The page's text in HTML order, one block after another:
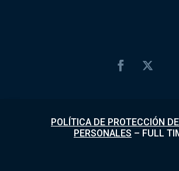
POLÍTICA DE PROTECCIÓN
PERSONALES – FULL